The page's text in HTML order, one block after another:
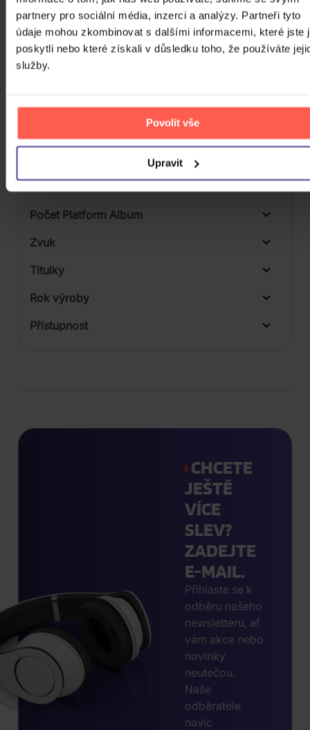
partnery pro sociální média, inzerci a analýzy. Partneři tyto
údaje mohou zkombinovat s dalšími informacemi, které jste
poskytli nebo které získali v důsledku toho, že používáte
služby.
Povolit vše
Upravit
CD
Vinyl
Počet MC
Počet DVD
Počet vinyl
Počet Platform Album
Zvuk
Titulky
Rok výroby
Přístupnost
CHCETE
JEŠTĚ
VÍCE
SLEV?
ZADEJTE
E-MAIL.
Přihlaste se k
odběru našeho
newsletteru, ať
vám akce nebo
novinky
neutečou.
Naše
odběratele
navíc